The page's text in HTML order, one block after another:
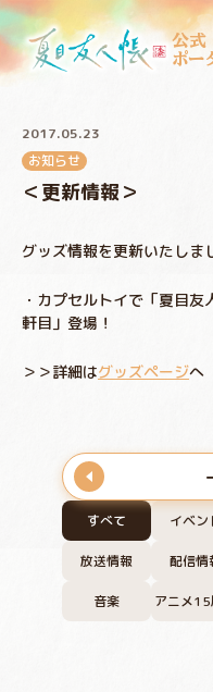
公式
ポー
すべて イベン
放送情報 配信情
音楽 アニメ
2017.05.23
お知らせ
＜更新情報＞
グッズ情報を更新いたしま
・カプセルトイで「夏目
軒目」登場！
＞＞詳細はグッズページへ